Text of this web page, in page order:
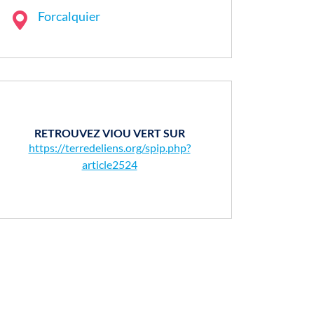
Forcalquier
RETROUVEZ VIOU VERT SUR
https://terredeliens.org/spip.php?
article2524